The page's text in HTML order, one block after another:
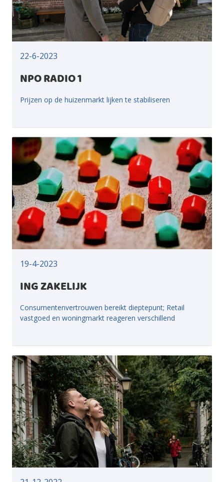
22-6-2023
NPO RADIO 1
Prijzen op de huizenmarkt lijken te stabiliseren
19-4-2023
ING ZAKELIJK
Consumentenvertrouwen bereikt dieptepunt; Retail
vastgoed en woningmarkt reageren verschillend